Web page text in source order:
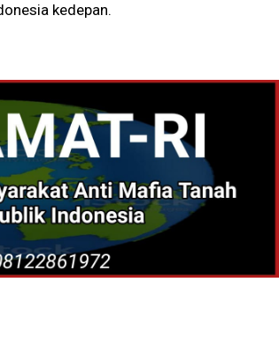
kedepan.